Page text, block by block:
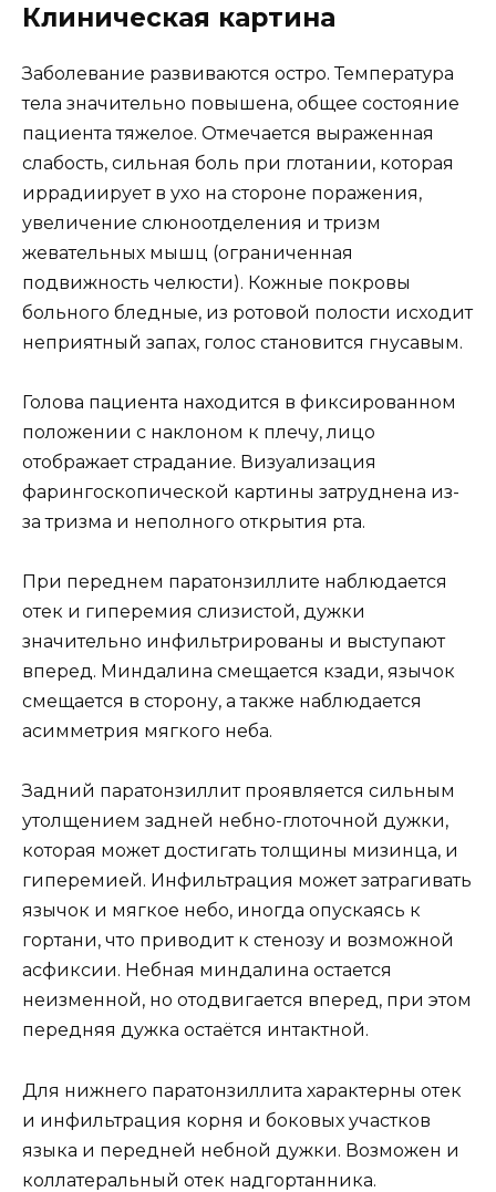
Клиническая картина
Заболевание развиваются остро. Температура
тела значительно повышена, общее состояние
пациента тяжелое. Отмечается выраженная
слабость, сильная боль при глотании, которая
иррадиирует в ухо на стороне поражения,
увеличение слюноотделения и тризм
жевательных мышц (ограниченная
подвижность челюсти). Кожные покровы
больного бледные, из ротовой полости исходит
неприятный запах, голос становится гнусавым.
Голова пациента находится в фиксированном
положении с наклоном к плечу, лицо
отображает страдание. Визуализация
фарингоскопической картины затруднена из-
за тризма и неполного открытия рта.
При переднем паратонзиллите наблюдается
отек и гиперемия слизистой, дужки
значительно инфильтрированы и выступают
вперед. Миндалина смещается кзади, язычок
смещается в сторону, а также наблюдается
асимметрия мягкого неба.
Задний паратонзиллит проявляется сильным
утолщением задней небно-глоточной дужки,
которая может достигать толщины мизинца, и
гиперемией. Инфильтрация может затрагивать
язычок и мягкое небо, иногда опускаясь к
гортани, что приводит к стенозу и возможной
асфиксии. Небная миндалина остается
неизменной, но отодвигается вперед, при этом
передняя дужка остаётся интактной.
Для нижнего паратонзиллита характерны отек
и инфильтрация корня и боковых участков
языка и передней небной дужки. Возможен и
коллатеральный отек надгортанника.